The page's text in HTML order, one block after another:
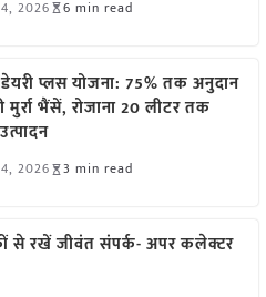
2026 6 min read
डेयरी प्लस योजना: 75% तक अनुदान
मुर्रा भैंसें, रोजाना 20 लीटर तक
2026 3 min read
से रखें जीवंत संपर्क- अपर कलेक्टर